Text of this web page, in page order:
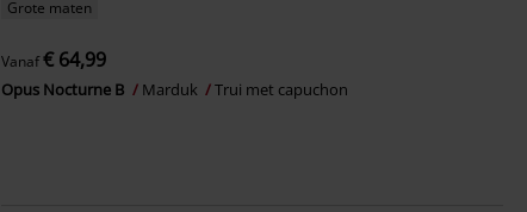
Grote maten
Vanaf€ 64,99
Opus Nocturne B Marduk Trui met capuchon